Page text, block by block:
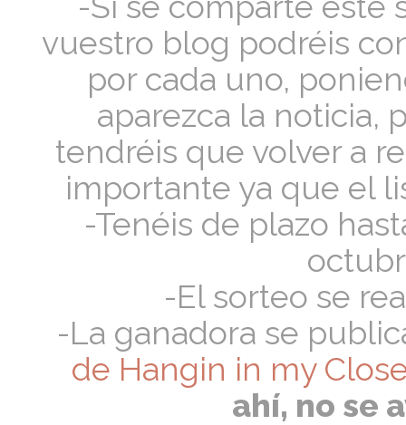
vuestro blog podréis
por cada uno,
aparezca la noticia,
tendréis que volver a
importante ya que el
-Tenéis de plazo
-El sorteo se
-La ganadora se
de Hangin in my
ahí, no se